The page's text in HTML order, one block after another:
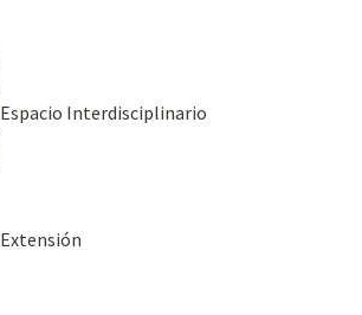
Espacio Interdisciplinario
Extensión